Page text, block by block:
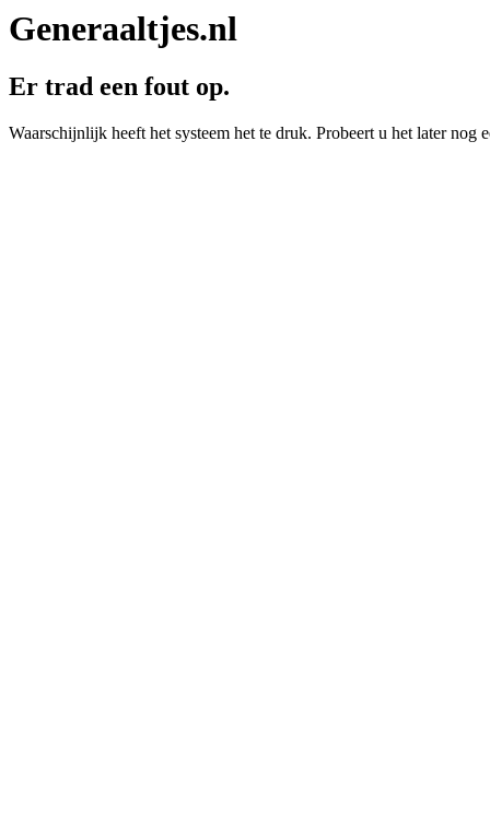
Generaaltjes.nl
Er trad een fout op.
Waarschijnlijk heeft het systeem het te druk. Probeert u het later nog